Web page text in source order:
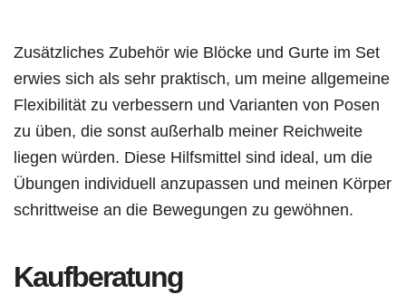
Zusätzliches Zubehör wie Blöcke und Gurte im Set
erwies sich als sehr praktisch, um meine allgemeine
Flexibilität zu verbessern und Varianten von Posen
zu üben, die sonst außerhalb meiner Reichweite
liegen würden. Diese Hilfsmittel sind ideal, um die
Übungen individuell anzupassen und meinen Körper
schrittweise an die Bewegungen zu gewöhnen.
Kaufberatung